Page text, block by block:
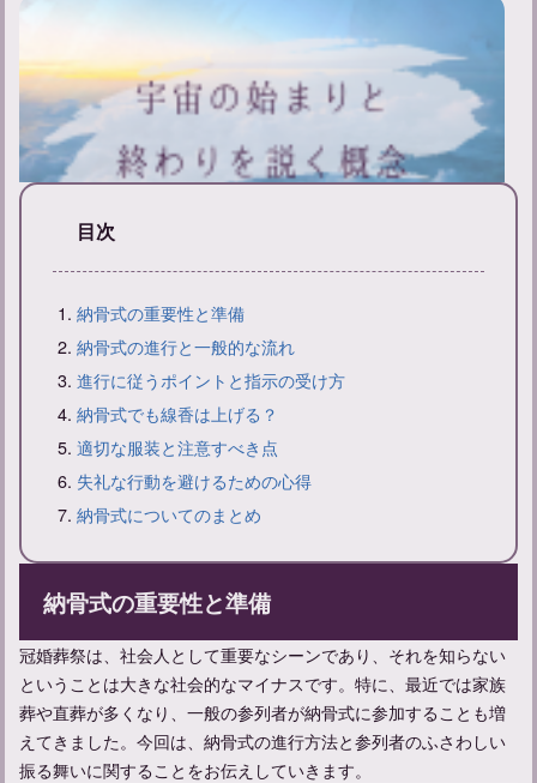
て
目次
納骨式の重要性と準備
納骨式の進行と一般的な流れ
進行に従うポイントと指示の受け方
納骨式でも線香は上げる？
適切な服装と注意すべき点
失礼な行動を避けるための心得
納骨式についてのまとめ
納骨式の重要性と準備
冠婚葬祭は、社会人として重要なシーンであり、それを知らない
ということは大きな社会的なマイナスです。特に、最近では家族
葬や直葬が多くなり、一般の参列者が納骨式に参加することも増
えてきました。今回は、納骨式の進行方法と参列者のふさわしい
振る舞いに関することをお伝えしていきます。